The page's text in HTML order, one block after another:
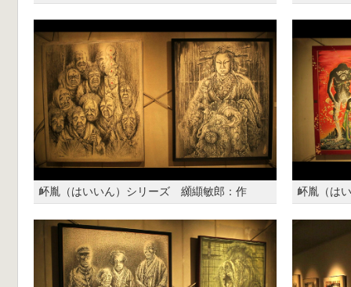
衃胤（はいいん）シリーズ 纐纈敏郎：作 衃胤（は